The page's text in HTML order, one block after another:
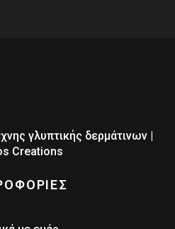
γλυπτικής δερμάτινων |
Creations